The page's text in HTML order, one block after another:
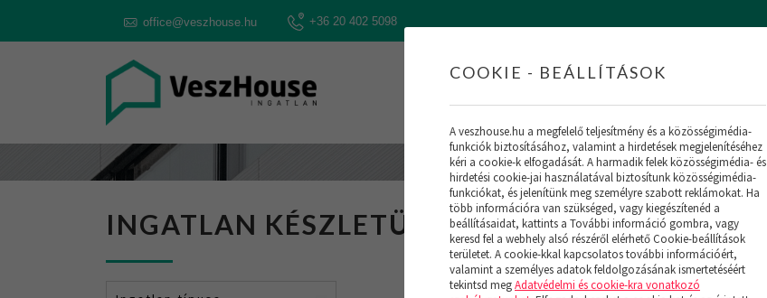
office@veszhouse.hu +36 20 402 5098
ÚJ MENÜ
INGATLAN KÉSZLETÜNK (19)
COOKIE - BEÁLLÍTÁSOK
A veszhouse.hu a megfelelő teljesítmény és a közösségimédia-
funkciók biztosításához, valamint a hirdetések megjelenítéséhez
kéri a cookie-k elfogadását. A harmadik felek közösségimédia- és
hirdetési cookie-jai használatával biztosítunk közösségimédia-
funkciókat, és jelenítünk meg személyre szabott reklámokat. Ha
több információra van szükséged, vagy kiegészítenéd a
beállításaidat, kattints a További információ gombra, vagy
keresd fel a webhely alsó részéről elérhető Cookie-beállítások
területet. A cookie-kkal kapcsolatos további információért,
valamint a személyes adatok feldolgozásának ismertetéséért
tekintsd megAdatvédelmi és cookie-kra vonatkozó